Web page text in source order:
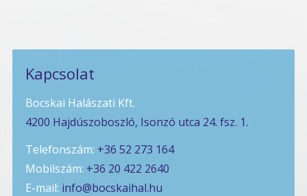
Kapcsolat
Bocskai Halászati Kft.
4200 Hajdúszoboszló, Isonzó utca 24. fsz. 1.
Telefonszám: +36 52 273 164
Mobilszám: +36 20 422 2640
E-mail: info@bocskaihal.hu